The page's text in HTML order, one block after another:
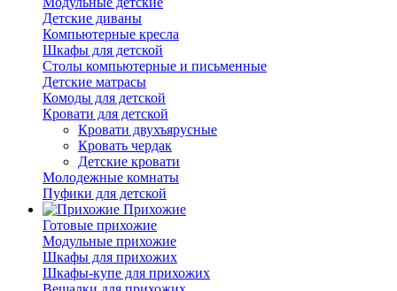
Детские диваны
Компьютерные кресла
Шкафы для детской
Столы компьютерные и письменные
Детские матрасы
Комоды для детской
Кровати для детской
Кровати двухъярусные
Кровать чердак
Детские кровати
Молодежные комнаты
Пуфики для детской
Прихожие
Готовые прихожие
Модульные прихожие
Шкафы для прихожих
Шкафы-купе для прихожих